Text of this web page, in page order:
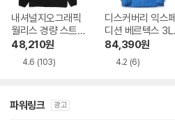
내셔널지오그래픽
월리스 경량 스트레
치 바람막이 점퍼 N
232UJP910
48,210원
4.6 (103)
디스커버리 익스페
디션 베르텍스 3L
고어텍스 자켓 DM
WJ3A041-CBS
84,390원
4.2 (6)
파워링크 광고